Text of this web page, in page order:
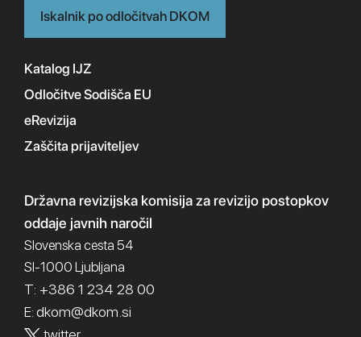
Iskalnik po odločitvah DKOM
Katalog IJZ
Odločitve Sodišča EU
eRevizija
Zaščita prijaviteljev
Državna revizijska komisijaza revizijo postopkov
oddaje javnih naročil
Slovenska cesta 54
SI-1000 Ljubljana
T: +386 1 234 28 00
E: dkom@dkom.si